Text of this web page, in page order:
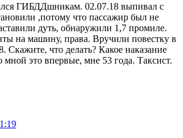
ГИБДДшникам. 02.07.18 выпивал с
,потому что пассажир был не
дуть, обнаружили 1,7 промиле.
на машину, права. Вручили повестку в
Скажите, что делать? Какое наказание
мной это впервые, мне 53 года. Таксист.